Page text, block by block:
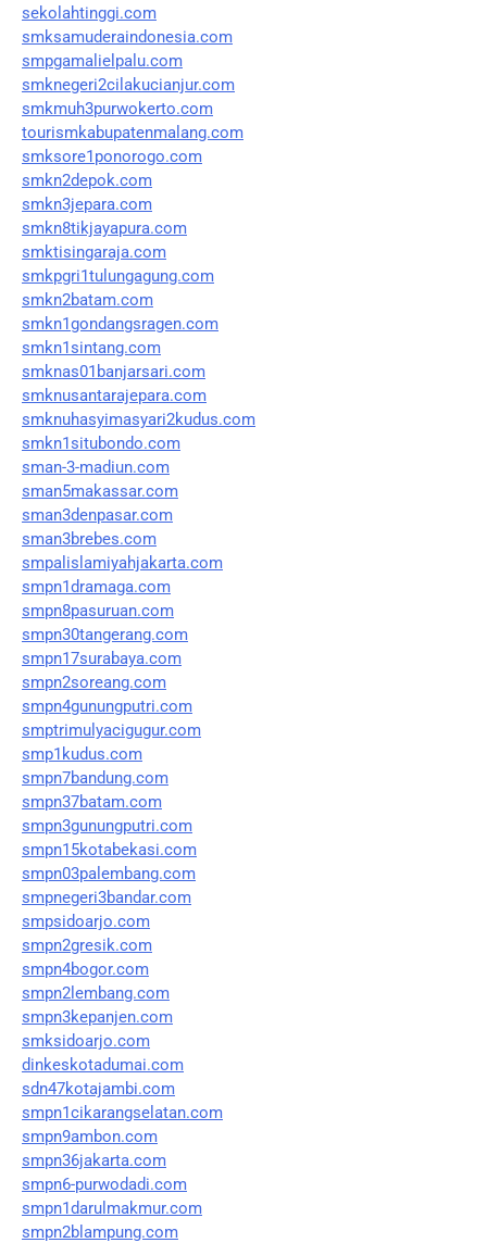
sekolahtinggi.com
smksamuderaindonesia.com
smpgamalielpalu.com
smknegeri2cilakucianjur.com
smkmuh3purwokerto.com
tourismkabupatenmalang.com
smksore1ponorogo.com
smkn2depok.com
smkn3jepara.com
smkn8tikjayapura.com
smktisingaraja.com
smkpgri1tulungagung.com
smkn2batam.com
smkn1gondangsragen.com
smkn1sintang.com
smknas01banjarsari.com
smknusantarajepara.com
smknuhasyimasyari2kudus.com
smkn1situbondo.com
sman-3-madiun.com
sman5makassar.com
sman3denpasar.com
sman3brebes.com
smpalislamiyahjakarta.com
smpn1dramaga.com
smpn8pasuruan.com
smpn30tangerang.com
smpn17surabaya.com
smpn2soreang.com
smpn4gunungputri.com
smptrimulyacigugur.com
smp1kudus.com
smpn7bandung.com
smpn37batam.com
smpn3gunungputri.com
smpn15kotabekasi.com
smpn03palembang.com
smpnegeri3bandar.com
smpsidoarjo.com
smpn2gresik.com
smpn4bogor.com
smpn2lembang.com
smpn3kepanjen.com
smksidoarjo.com
dinkeskotadumai.com
sdn47kotajambi.com
smpn1cikarangselatan.com
smpn9ambon.com
smpn36jakarta.com
smpn6-purwodadi.com
smpn1darulmakmur.com
smpn2blampung.com